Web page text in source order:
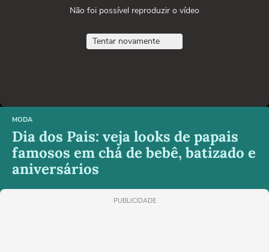
Não foi possível reproduzir o vídeo
Tentar novamente
MODA
Dia dos Pais: veja looks de papais
famosos em chá de bebê, batizado e
aniversários
PUBLICIDADE